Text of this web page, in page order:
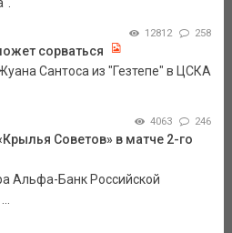
12812 258
сорваться
Сантоса из "Гезтепе" в ЦСКА
4063 246
Советов» в матче 2-го
Альфа-Банк Российской